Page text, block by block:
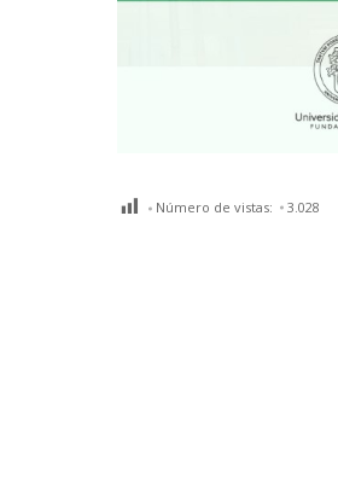
Número de vistas: 3.028